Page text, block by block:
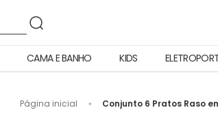
CAMA E BANHO KIDS
Página inicial
Conjunto 6 Pratos Raso